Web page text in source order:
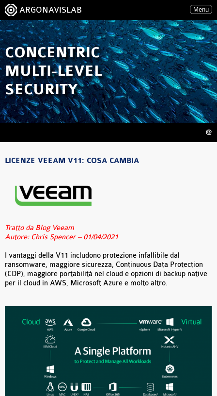
ARGONAVISLAB Menu
CONCENTRIC
MULTI-LEVEL
SECURITY
@
LICENZE VEEAM V11: COSA CAMBIA
Tratto da Blog Veeam
Autore: Chris Spencer – 01/04/2021
I vantaggi della V11 includono protezione infallibile dal
ransomware, maggiore sicurezza, Continuous Data Protection
(CDP), maggiore portabilità nel cloud e opzioni di backup native
per il cloud in AWS, Microsoft Azure e molto altro.